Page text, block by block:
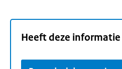
Heeft deze